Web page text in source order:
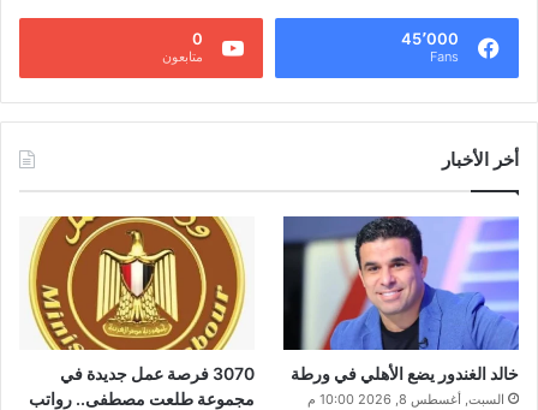
45٬000
Fans
0
متابعون
أخر الأخبار
خالد الغندور يضع الأهلي في ورطة
السبت, أغسطس 8, 2026 10:00 م
3070 فرصة عمل جديدة في
مجموعة طلعت مصطفى.. رواتب